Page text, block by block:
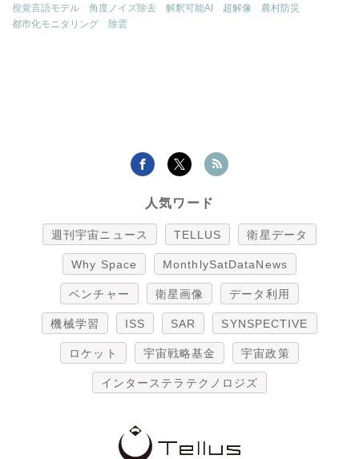
視覚言語モデル
角度ノイズ除去 解釈可能AI 超解像
農村防災
都市化モニタリング
除雲
人気ワード
週刊宇宙ニュース TELLUS 衛星データ
Why Space MonthlySatDataNews
ベンチャー 衛星画像 データ利用
機械学習 ISS SAR SYNSPECTIVE
ロケット 宇宙戦略基金 宇宙政策
インターステラテクノロジズ